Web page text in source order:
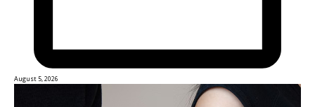
August 5, 2026